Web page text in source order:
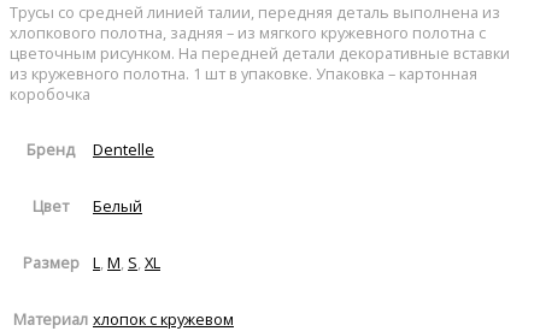
Трусы со средней линией талии, передняя деталь выполнена из
хлопкового полотна, задняя – из мягкого кружевного полотна с
цветочным рисунком. На передней детали декоративные вставки
из кружевного полотна. 1 шт в упаковке. Упаковка – картонная
коробочка
Бренд Dentelle
Цвет Белый
Размер L M S XL
Материал хлопок с кружевом